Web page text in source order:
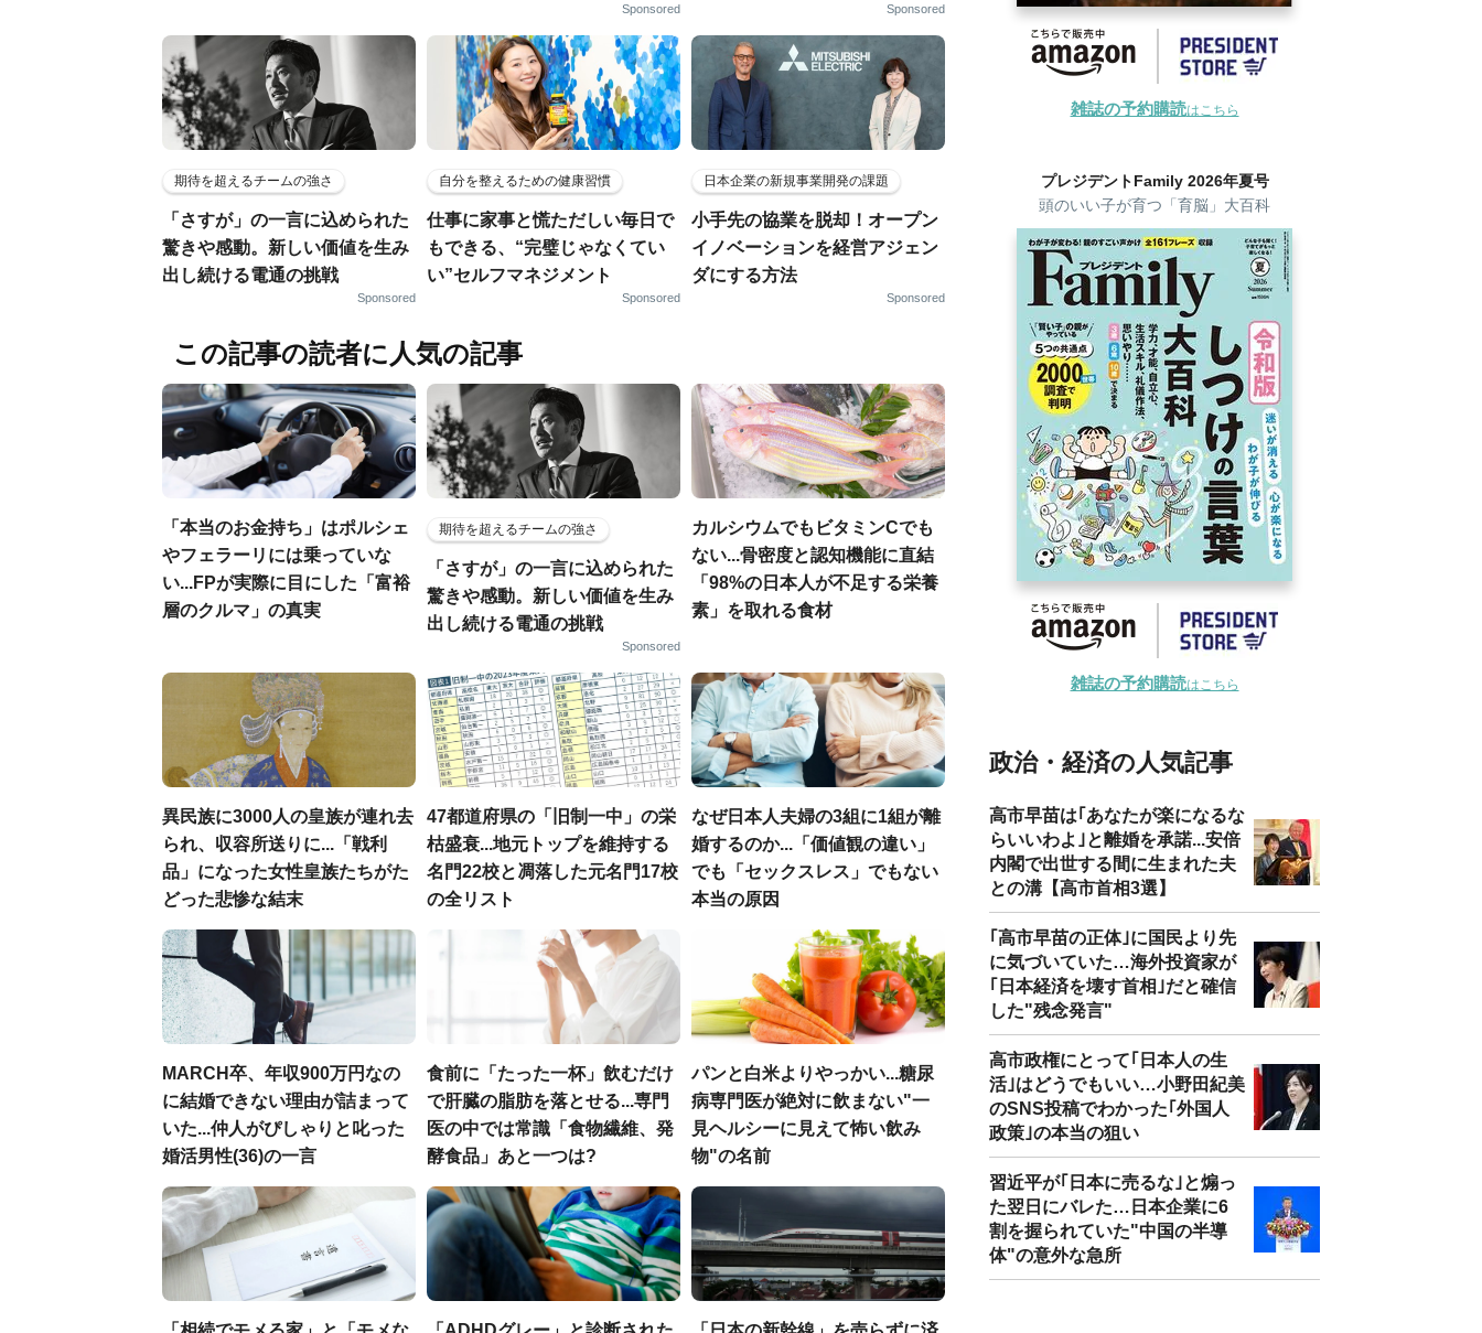
Sponsored Sponsored
期待を超えるチームの強さ
「さすが」の一言に込められた
驚きや感動。新しい価値を生み
出し続ける電通の挑戦
Sponsored
自分を整えるための健康習慣
仕事に家事と慌ただしい毎日で
もできる、“完璧じゃなくてい
い”セルフマネジメント
Sponsored
日本企業の新規事業開発の課題
小手先の協業を脱却！オープン
イノベーションを経営アジェン
ダにする方法
Sponsored
この記事の読者に人気の記事
「本当のお金持ち」はポルシェ
やフェラーリには乗っていな
い...FPが実際に目にした「富裕
層のクルマ」の真実
期待を超えるチームの強さ
「さすが」の一言に込められた
驚きや感動。新しい価値を生み
出し続ける電通の挑戦
Sponsored
カルシウムでもビタミンCでも
ない...骨密度と認知機能に直結
「98%の日本人が不足する栄養
素」を取れる食材
異民族に3000人の皇族が連れ去
られ、収容所送りに...「戦利
品」になった女性皇族たちがた
どった悲惨な結末
47都道府県の「旧制一中」の栄
枯盛衰...地元トップを維持する
名門22校と凋落した元名門17校
の全リスト
なぜ日本人夫婦の3組に1組が離
婚するのか...「価値観の違い」
でも「セックスレス」でもない
本当の原因
MARCH卒、年収900万円なの
に結婚できない理由が詰まって
いた...仲人がぴしゃりと叱った
婚活男性(36)の一言
食前に「たった一杯」飲むだけ
で肝臓の脂肪を落とせる...専門
医の中では常識「食物繊維、発
酵食品」あと一つは?
パンと白米よりやっかい...糖尿
病専門医が絶対に飲まない"一
見ヘルシーに見えて怖い飲み
物"の名前
雑誌の予約購読はこちら
プレジデントFamily 2026年夏号
頭のいい子が育つ「育脳」大百科
雑誌の予約購読はこちら
政治・経済の人気記事
高市早苗は｢あなたが楽になるな
らいいわよ｣と離婚を承諾...安倍
内閣で出世する間に生まれた夫
との溝【高市首相3選】
｢高市早苗の正体｣に国民より先
に気づいていた…海外投資家が
｢日本経済を壊す首相｣だと確信
した"残念発言"
高市政権にとって｢日本人の生
活｣はどうでもいい…小野田紀美
のSNS投稿でわかった｢外国人
政策｣の本当の狙い
習近平が｢日本に売るな｣と煽っ
た翌日にバレた…日本企業に6
割を握られていた"中国の半導
体"の意外な急所